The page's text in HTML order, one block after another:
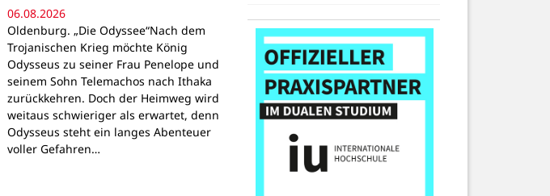
06.08.2026
Oldenburg. „Die Odyssee“Nach dem
Trojanischen Krieg möchte König
Odysseus zu seiner Frau Penelope und
seinem Sohn Telemachos nach Ithaka
zurückkehren. Doch der Heimweg wird
weitaus schwieriger als erwartet, denn
Odysseus steht ein langes Abenteuer
voller Gefahren…